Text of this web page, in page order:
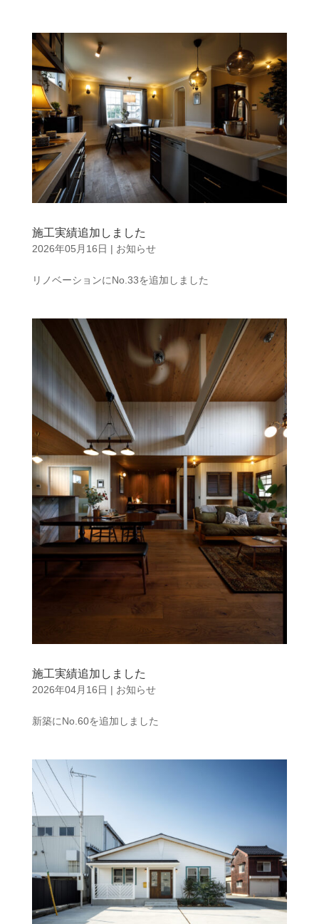
施工実績追加しました
2026年05月16日 | お知らせ
リノベーションにNo.33を追加しました
施工実績追加しました
2026年04月16日 | お知らせ
新築にNo.60を追加しました